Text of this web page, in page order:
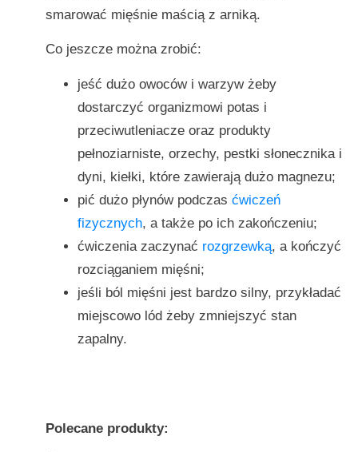
smarować mięśnie maścią z arniką.
Co jeszcze można zrobić:
jeść dużo owoców i warzyw żeby
dostarczyć organizmowi potas i
przeciwutleniacze oraz produkty
pełnoziarniste, orzechy, pestki słonecznika i
dyni, kiełki, które zawierają dużo magnezu;
pić dużo płynów podczas ćwiczeń
fizycznych, a także po ich zakończeniu;
ćwiczenia zaczynać rozgrzewką, a kończyć
rozciąganiem mięśni;
jeśli ból mięśni jest bardzo silny, przykładać
miejscowo lód żeby zmniejszyć stan
zapalny.
Polecane produkty: